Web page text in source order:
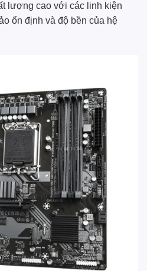
lượng cao với các linh kiện
ổn định và độ bền của hệ